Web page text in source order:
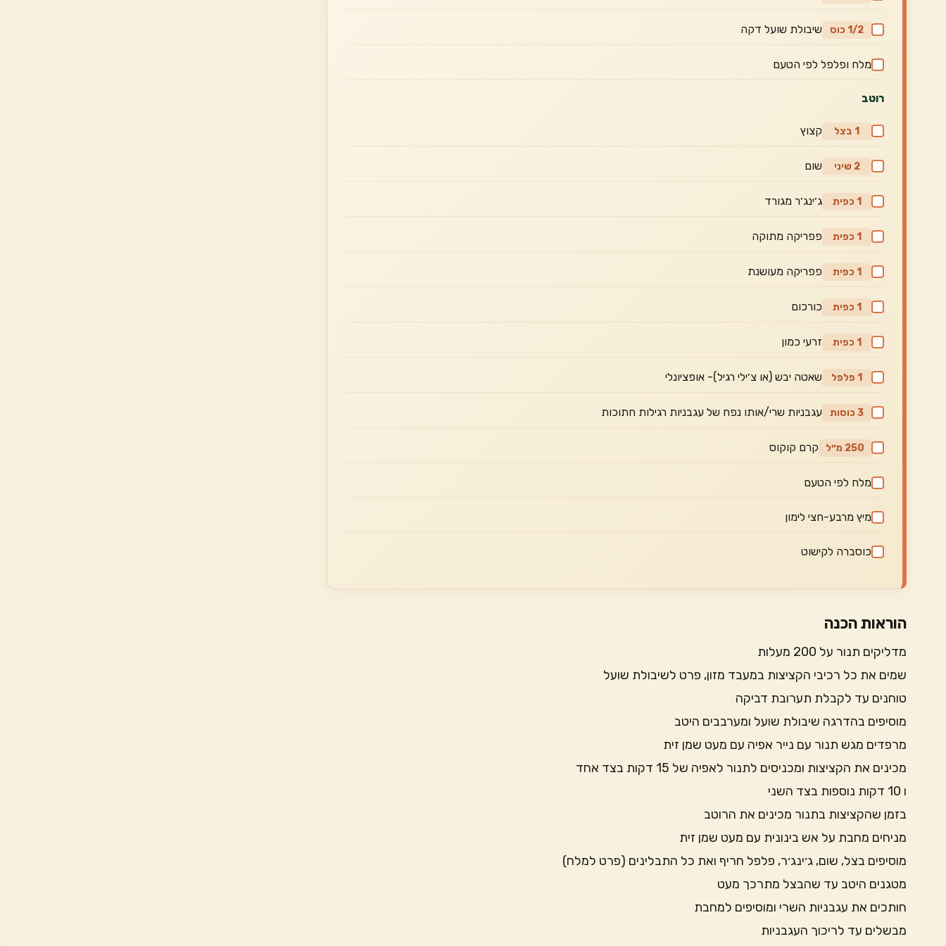
1/2 כוס שיבולת שועל דקה
מלח ופלפל לפי הטעם
רוטב
1 בצל קצוץ
2 שיני שום
1 כפית ג׳ינג׳ר מגורד
1 כפית פפריקה מתוקה
1 כפית פפריקה מעושנת
1 כפית כורכום
1 כפית זרעי כמון
1 פלפל שאטה יבש (או צ׳ילי רגיל)- אופציונלי
3 כוסות עגבניות שרי/אותו נפח של עגבניות רגילות חתוכות
250 מ״ל קרם קוקוס
מלח לפי הטעם
מיץ מרבע-חצי לימון
כוסברה לקישוט
הוראות הכנה
מדליקים תנור על 200 מעלות
שמים את כל רכיבי הקציצות במעבד מזון, פרט לשיבולת שועל
טוחנים עד לקבלת תערובת דביקה
מוסיפים בהדרגה שיבולת שועל ומערבבים היטב
מרפדים מגש תנור עם נייר אפיה עם מעט שמן זית
מכינים את הקציצות ומכניסים לתנור לאפיה של 15 דקות בצד אחד
ו 10 דקות נוספות בצד השני
בזמן שהקציצות בתנור מכינים את הרוטב
מניחים מחבת על אש בינונית עם מעט שמן זית
מוסיפים בצל, שום, ג׳ינג׳ר, פלפל חריף ואת כל התבלינים (פרט למלח)
מטגנים היטב עד שהבצל מתרכך מעט
חותכים את עגבניות השרי ומוסיפים למחבת
מבשלים עד לריכוך העגבניות